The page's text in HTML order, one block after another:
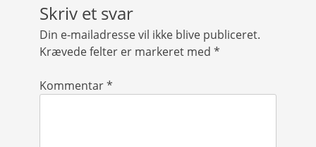
Skriv et svar
Din e-mailadresse vil ikke blive publiceret.
Krævede felter er markeret med *
Kommentar*